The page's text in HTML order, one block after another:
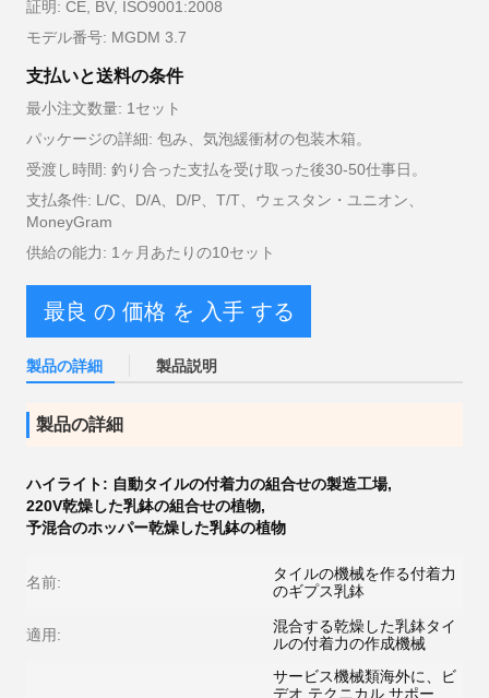
証明: CE, BV, ISO9001:2008
モデル番号: MGDM 3.7
支払いと送料の条件
最小注文数量: 1セット
パッケージの詳細: 包み、気泡緩衝材の包装木箱。
受渡し時間: 釣り合った支払を受け取った後30-50仕事日。
支払条件: L/C、D/A、D/P、T/T、ウェスタン・ユニオン、
MoneyGram
供給の能力: 1ヶ月あたりの10セット
最良 の 価格 を 入手 する
製品の詳細 製品説明
製品の詳細
ハイライト: 自動タイルの付着力の組合せの製造工場,
220V乾燥した乳鉢の組合せの植物,
予混合のホッパー乾燥した乳鉢の植物
名前:
タイルの機械を作る付着力
のギプス乳鉢
適用:
混合する乾燥した乳鉢タイ
ルの付着力の作成機械
サービス機械類海外に、ビ
デオ テクニカル サポー